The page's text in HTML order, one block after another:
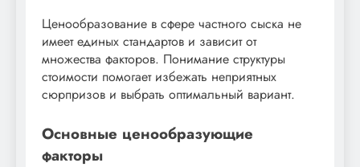
Ценообразование в сфере частного сыска не
имеет единых стандартов и зависит от
множества факторов. Понимание структуры
стоимости помогает избежать неприятных
сюрпризов и выбрать оптимальный вариант.
Основные ценообразующие
факторы